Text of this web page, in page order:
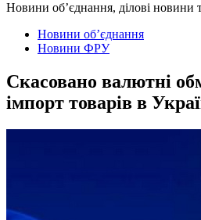
Новини об’єднання, ділові новини
Новини об’єднання
Новини ФРУ
Скасовано валютні
імпорт товарів в